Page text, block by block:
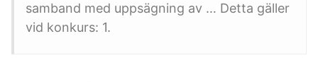
samband med uppsägning av … Detta gäller
vid konkurs: 1.